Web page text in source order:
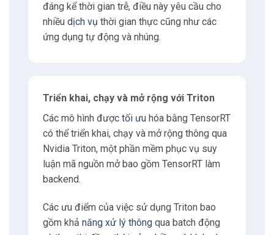
đáng kể thời gian trễ, điều này yêu cầu cho
nhiều dịch vụ thời gian thực cũng như các
ứng dụng tự động và nhúng.
Triển khai, chạy và mở rộng với Triton
Các mô hình được tối ưuhóa bằng TensorRT
có thể triển khai, chạy và mở rộng thông qua
Nvidia Triton, một phần mềm phục vụ suy
luận mã nguồn mở bao gồm TensorRT làm
backend.
Các ưu điểm của việc sử dụng Triton bao
gồm khả năng xử lý thôngqua batch động